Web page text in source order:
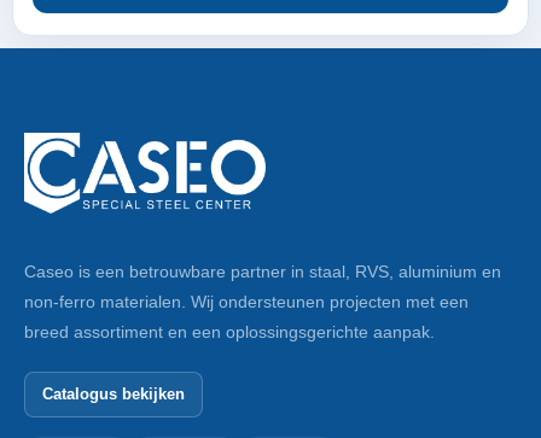
Caseo is een betrouwbare partner in staal, RVS, aluminium en
non-ferro materialen. Wij ondersteunen projecten met een
breed assortiment en een oplossingsgerichte aanpak.
Catalogus bekijken